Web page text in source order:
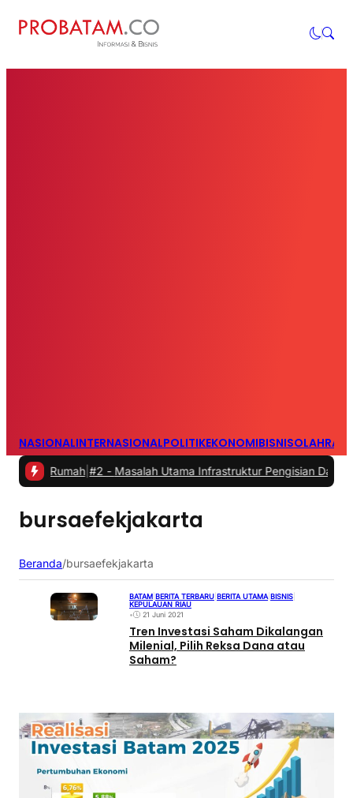
NASIONALINTERNASIONALPOLITIKEKONOMIBISNIS
Rumah #2 -Masalah Utama Infrastruktur Pengisian Daya untuk
bursaefekjakarta
Beranda/bursaefekjakarta
BATAM BERITA TERBARU BERITA UTAMA BISNIS
KEPULAUAN RIAU
•
21 Juni 2021
Tren Investasi Saham Dikalangan
Milenial, Pilih Reksa Dana atau
Saham?